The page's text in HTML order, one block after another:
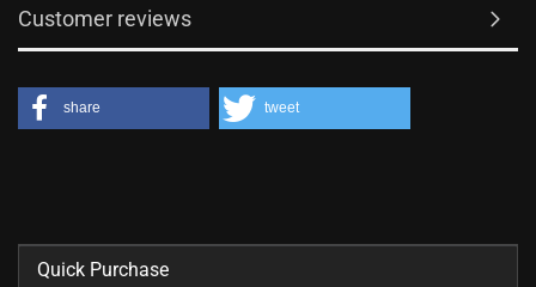
Customer reviews
share tweet
Quick Purchase